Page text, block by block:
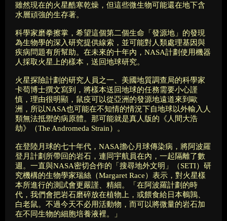
雖然現在的火星酷寒乾燥，但這些微生物可能還在地下含
水層頑強的生存著。
科學家磨拳擦掌，希望這個第二個生命「發源地」的發現
為生物學的深入研究提供線索，並可能對人類處理基因與
疾病問題有所幫助。在未來的十年內，NASA計劃使用機器
人採取火星上的樣本，送回地球研究。
火星探險計劃的研究人員之一、美國地質調查局的科學家
卡苟博士撰文寫到，將樣本送回地球的任務需要小心謹
慎，理由很明顯，鼠疫可以從亞洲的發源地遠道來到歐
洲，所以NASA也可能在不知情的情況下自地球以外輸入人
類無法抵禦的病原體。那可能就是真人版的《人間大浩
劫》（The Andromeda Strain）。
在登陸月球的七十年代，NASA擔心月球傳染病，將阿波羅
登月計劃所帶回的岩石，連同宇航員在內，一起隔離了數
週。一直與NASA密切合作的「搜尋地外文明」（SETI）研
究機構的生物學家瑞絲（Margaret Race）表示，對火星樣
本所進行的測試會更嚴謹、精細。「在阿波羅計劃的時
代，我們會把岩石磨碎放在植物上，或餵食給日本鵪鶉、
白老鼠。不過今天不必用活動物，而可以將微量的岩石加
在不同生物的細胞培養液裡。」